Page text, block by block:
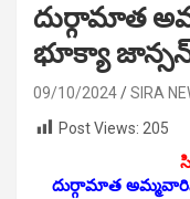
దుర్గామాత
భూక్యా
09/10/2024
SIRA
Post Views: 205
దుర్గామాత